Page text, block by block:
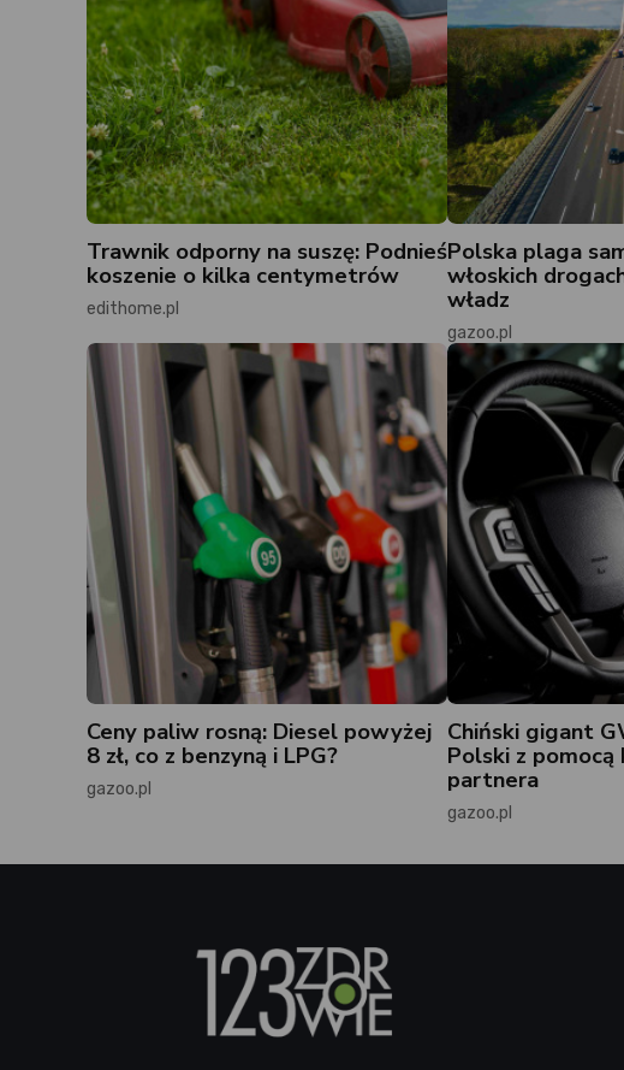
Trawnik odporny na suszę: Podnieś
koszenie o kilka centymetrów
edithome.pl
Polska plaga
włoskich
władz
gazoo.pl
Ceny paliw rosną: Diesel powyżej
8 zł, co z benzyną i LPG?
gazoo.pl
Chiński gigant
Polski z pomocą
partnera
gazoo.pl